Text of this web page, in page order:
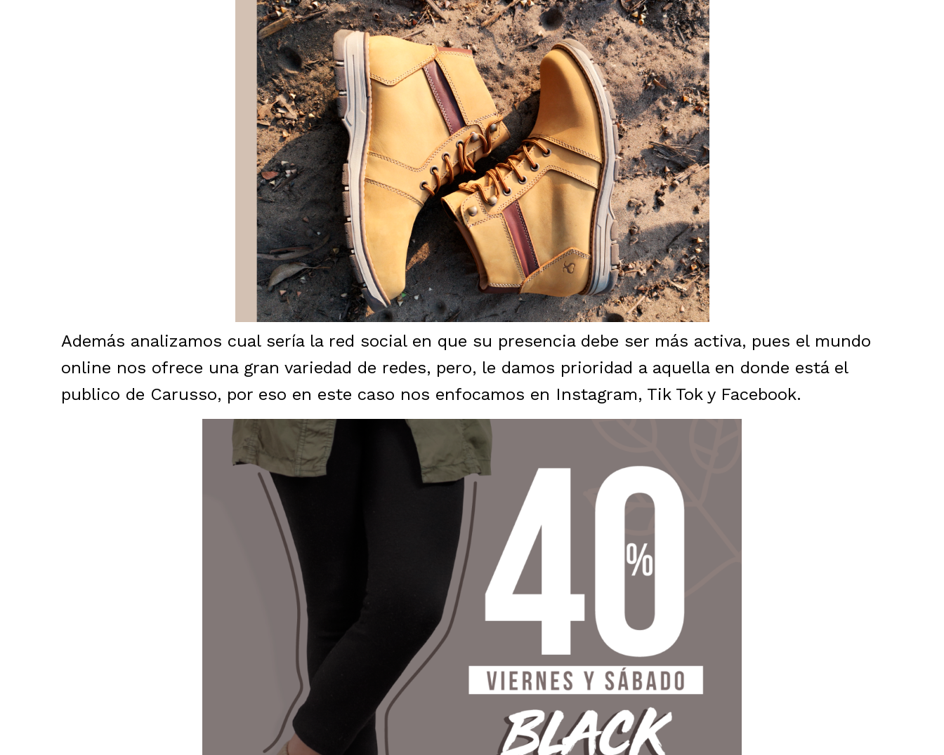
Además analizamos cual sería la red social en que su presencia debe ser más activa, pues el mundo
online nos ofrece una gran variedad de redes, pero, le damos prioridad a aquella en donde está el
publico de Carusso, por eso en este caso nos enfocamos en Instagram, Tik Tok y Facebook.